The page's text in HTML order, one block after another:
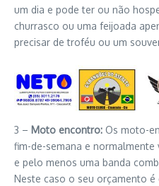
um dia e pode ter ou não
churrasco ou uma feijoada
precisar de troféu ou um
3 – Moto encontro: Os moto-
fim-de-semana e
e pelo menos uma banda
Neste caso o seu orçamento